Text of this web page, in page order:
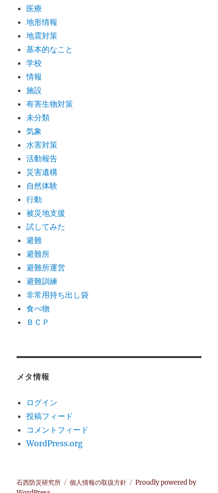
医療
地形情報
地震対策
基本的なこと
学校
情報
施設
有害生物対策
未分類
気象
水害対策
活動報告
災害遺構
自然体験
行動
被災地支援
試してみた
避難
避難所
避難所運営
避難訓練
非常用持ち出し袋
食べ物
ＢＣＰ
メタ情報
ログイン
投稿フィード
コメントフィード
WordPress.org
石西防災研究所 個人情報の取扱方針
Proudly powered by